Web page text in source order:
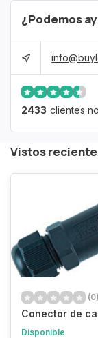
¿Podemos
2433 clientes
Vistos
(0)
Conector de
Disponible